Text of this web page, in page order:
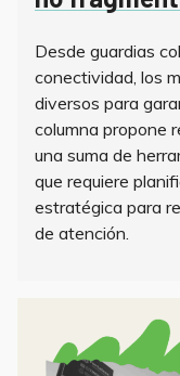
Desde guardias
conectividad, los
diversos para
columna propone
una suma de
que requiere
estratégica para
de atención.